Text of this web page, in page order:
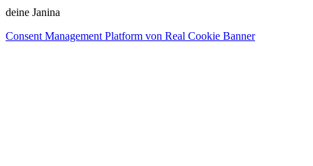
deine Janina
Consent Management Platform von Real Cookie Banner